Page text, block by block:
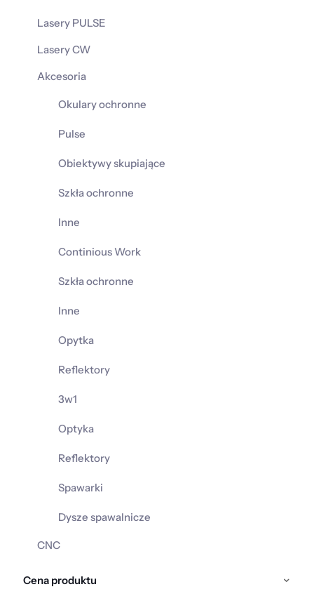
Lasery PULSE
Lasery CW
Akcesoria
Okulary ochronne
Pulse
Obiektywy skupiające
Szkła ochronne
Inne
Continious Work
Szkła ochronne
Inne
Opytka
Reflektory
3w1
Optyka
Reflektory
Spawarki
Dysze spawalnicze
CNC
Cena produktu